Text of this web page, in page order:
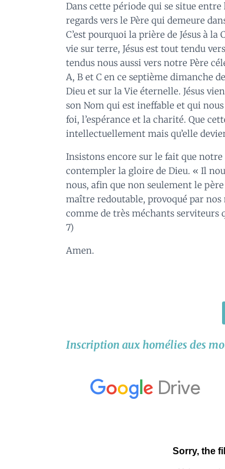
Dans cette période qui se situe
regards vers le Père qui demeure
C’est pourquoi la prière de Jésus à
vie sur terre, Jésus est tout tendu
tendus nous aussi vers notre Père
A, B et C en ce septième dimanche
Dieu et sur la Vie éternelle. Jésus
son Nom qui est ineffable et qui
foi, l’espérance et la charité. Que
intellectuellement mais qu’elle
Insistons encore sur le fait que
contempler la gloire de Dieu. « Il
nous, afin que non seulement le
maître redoutable, provoqué par nos
comme de très méchants serviteurs
7)
Amen.
Inscription aux homélies des